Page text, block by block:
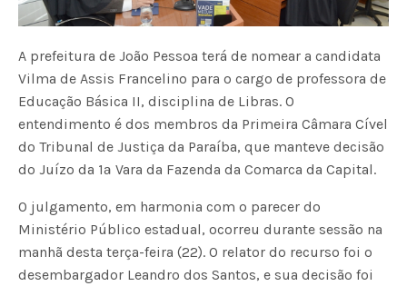
A prefeitura de João Pessoa terá de nomear a candidata
Vilma de Assis Francelino para o cargo de professora de
Educação Básica II, disciplina de Libras. O
entendimento é dos membros da Primeira Câmara Cível
do Tribunal de Justiça da Paraíba, que manteve decisão
do Juízo da 1ª Vara da Fazenda da Comarca da Capital.
O julgamento, em harmonia com o parecer do
Ministério Público estadual, ocorreu durante sessão na
manhã desta terça-feira (22). O relator do recurso foi o
desembargador Leandro dos Santos, e sua decisão foi